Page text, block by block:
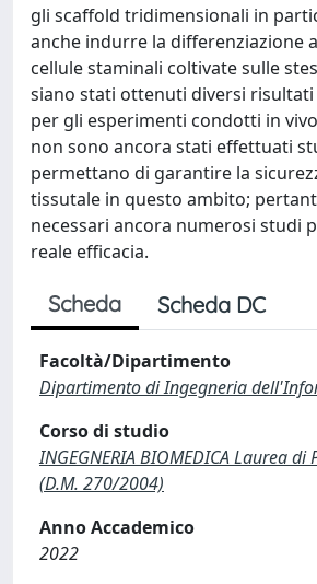
gli scaffold tridimensionali in
anche indurre la differenziazione
cellule staminali coltivate sulle
siano stati ottenuti diversi
per gli esperimenti condotti in
non sono ancora stati effettuati
permettano di garantire la
tissutale in questo ambito;
necessari ancora numerosi studi
reale efficacia.
Scheda Scheda DC
Facoltà/Dipartimento
Dipartimento di Ingegneria
Corso di studio
INGEGNERIA BIOMEDICA Laurea di
(D.M. 270/2004)
Anno Accademico
2022